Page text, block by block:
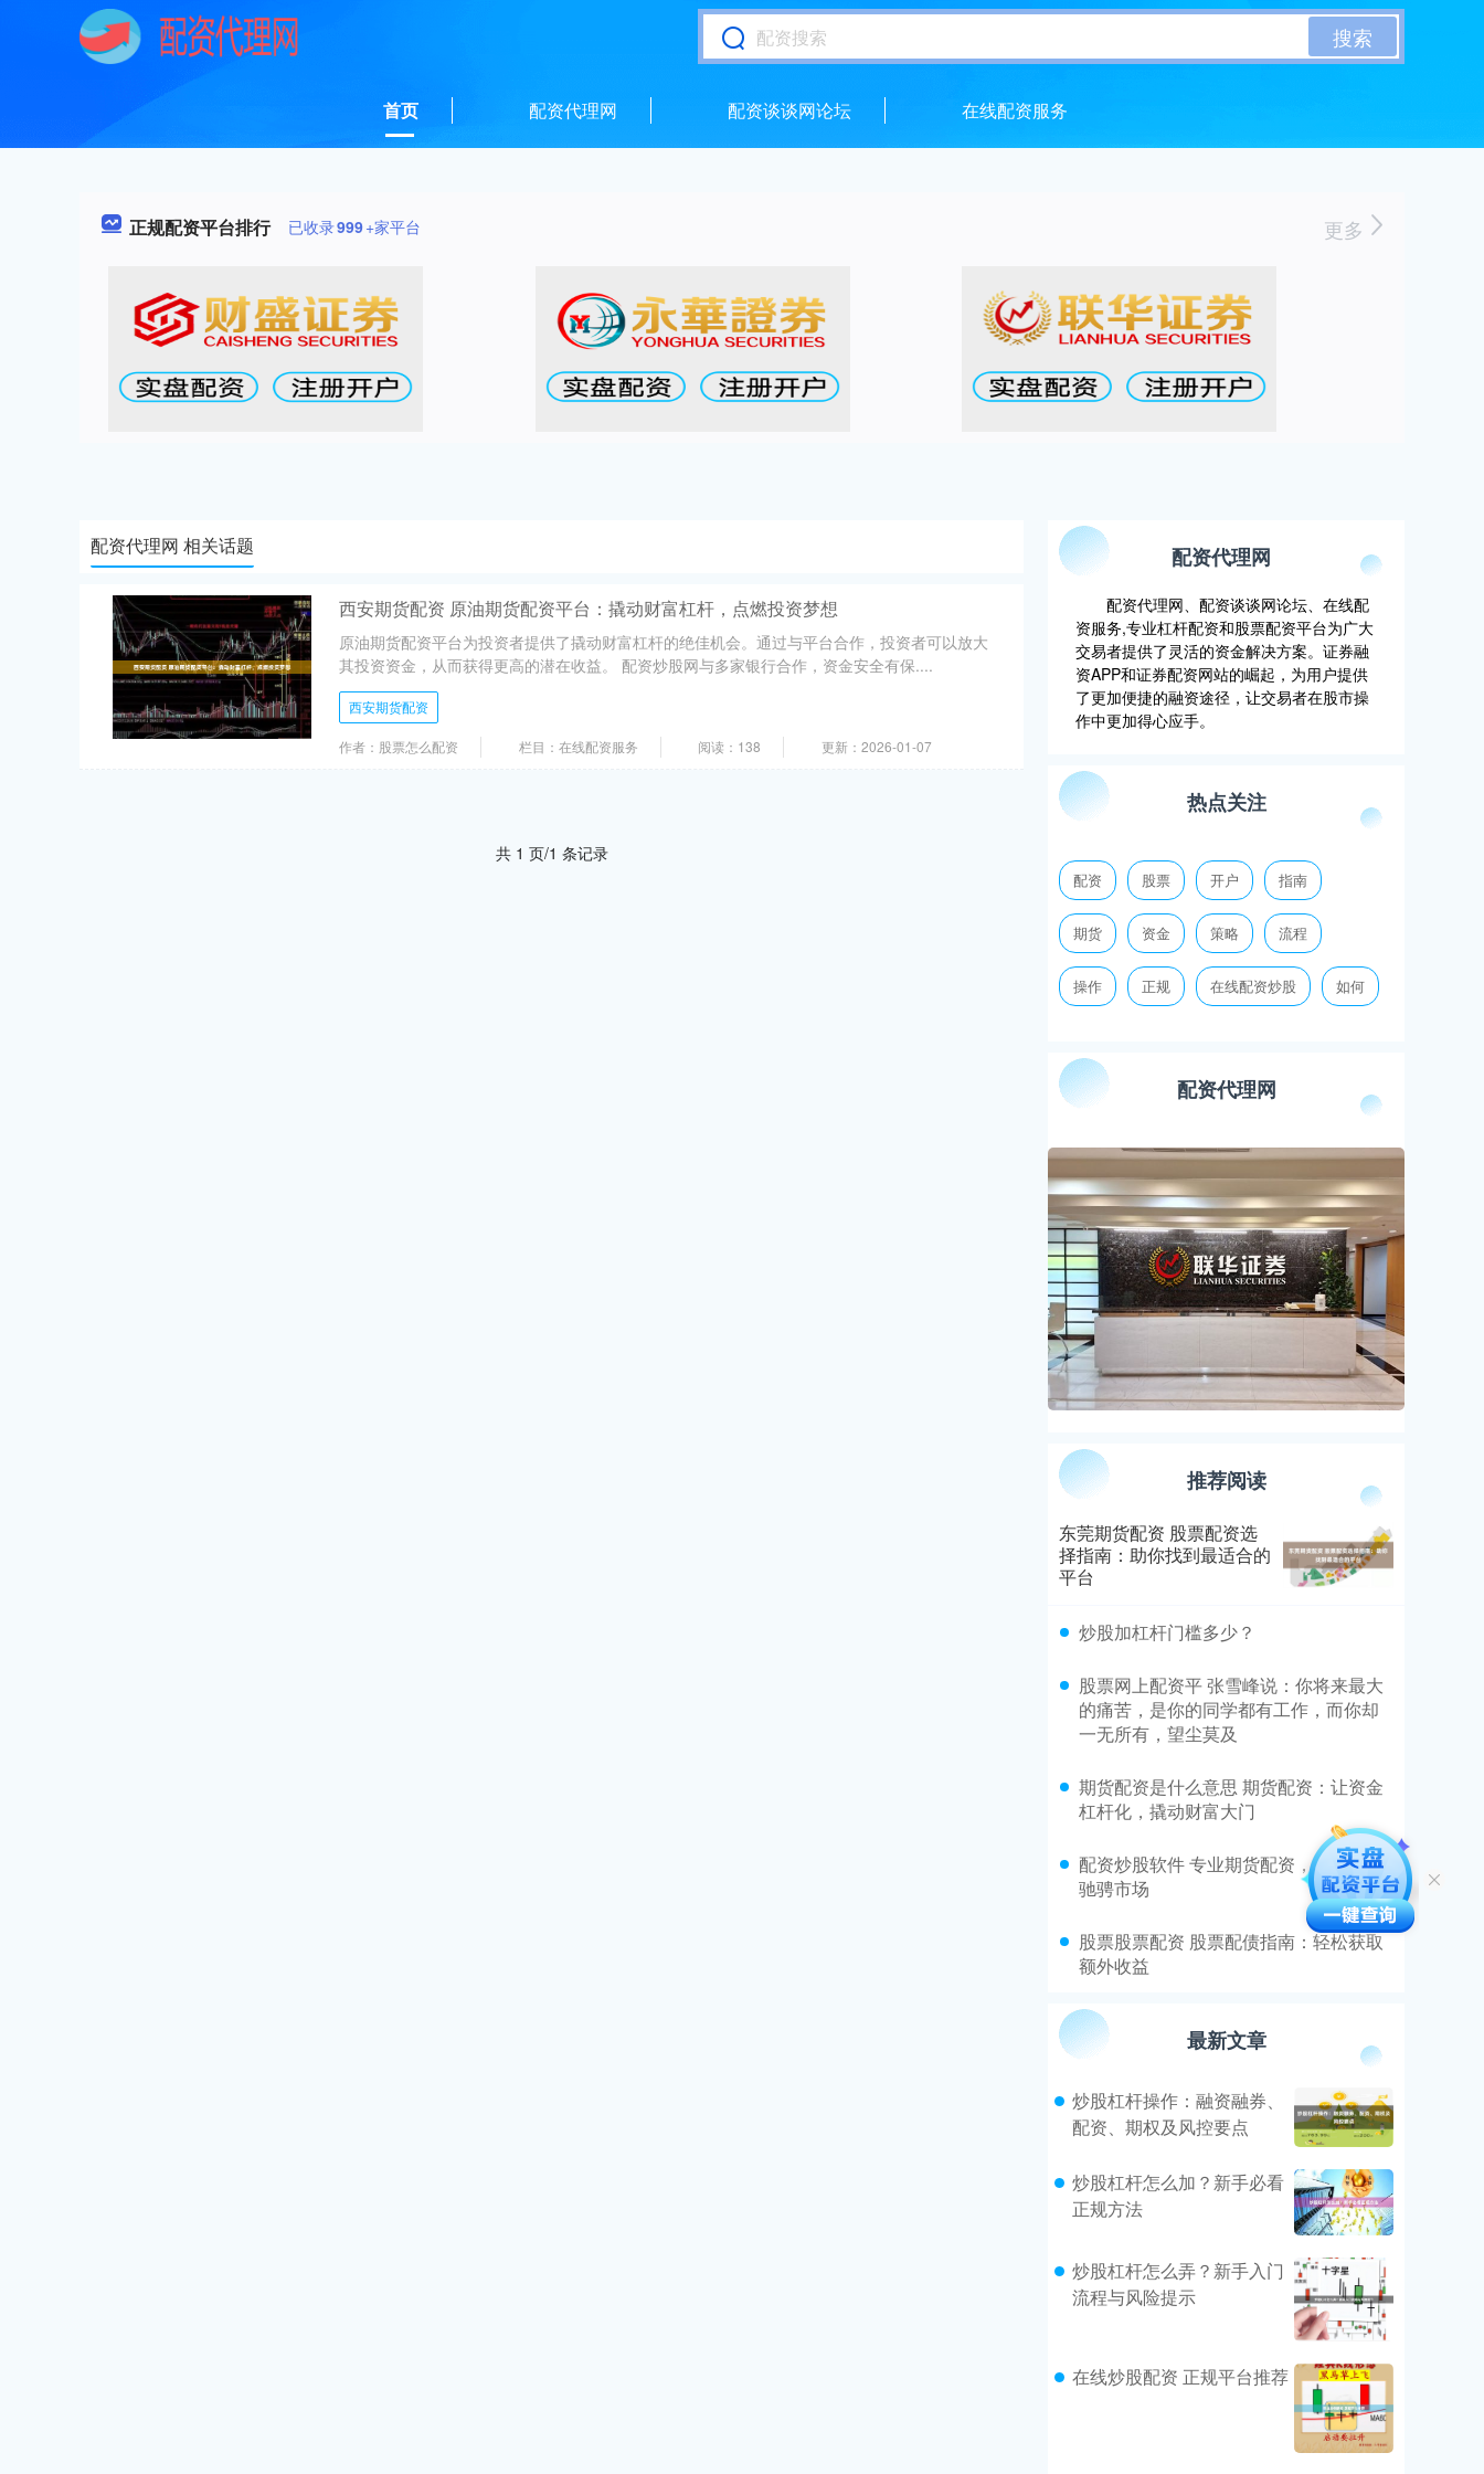
搜索
首页 配资代理网 配资谈谈网论坛 在线配资服务
正规配资平台排行 已收录999+家平台 更多
配资代理网 相关话题
西安期货配资 原油期货配资平台：撬动财富杠杆，点燃投资梦想
原油期货配资平台为投资者提供了撬动财富杠杆的绝佳机会。通过与平台合作，投资者可以放大
其投资资金，从而获得更高的潜在收益。 配资炒股网与多家银行合作，资金安全有保....
西安期货配资
作者：股票怎么配资 栏目：在线配资服务 阅读：138 更新：2026-01-07
共 1 页/1 条记录
配资代理网
配资代理网、配资谈谈网论坛、在线配
资服务,专业杠杆配资和股票配资平台为广大
交易者提供了灵活的资金解决方案。证券融
资APP和证券配资网站的崛起，为用户提供
了更加便捷的融资途径，让交易者在股市操
作中更加得心应手。
热点关注
配资 股票 开户 指南
期货 资金 策略 流程
操作 正规 在线配资炒股 如何
配资代理网
推荐阅读
东莞期货配资 股票配资选
择指南：助你找到最适合的
平台
​炒股加杠杆门槛多少？
​股票网上配资平 张雪峰说：你将来最大
的痛苦，是你的同学都有工作，而你却
一无所有，望尘莫及
​期货配资是什么意思 期货配资：让资金
杠杆化，撬动财富大门
​配资炒股软件 专业期货配资，资金助你
驰骋市场
​股票股票配资 股票配债指南：轻松获取
额外收益
最新文章
炒股杠杆操作：融资融券、
配资、期权及风控要点
炒股杠杆怎么加？新手必看
正规方法
炒股杠杆怎么弄？新手入门
流程与风险提示
在线炒股配资 正规平台推荐